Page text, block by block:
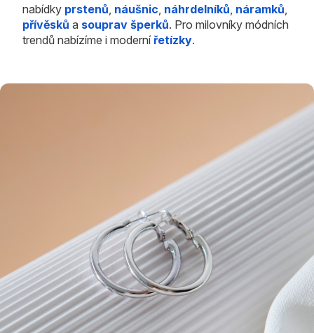
nabídky prstenů, náušnic, náhrdelníků, náramků,
přívěsků a souprav šperků. Pro milovníky módních
trendů nabízíme i modernířetízky.